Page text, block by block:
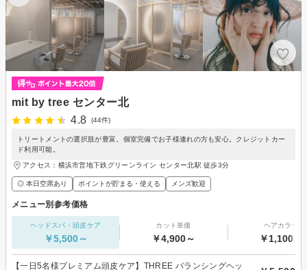
mit by tree センター北
4.8
(44件)
トリートメントの選択肢が豊富。個室完備でお子様連れの方も安心。クレジットカー
ド利用可能。
アクセス：横浜市営地下鉄グリーンライン センター北駅 徒歩3分
◎ 本日空席あり ポイントが貯まる・使える メンズ歓迎
メニュー別参考価格
ヘッドスパ・頭皮ケア
￥5,500～
カット単価
￥4,900～
ヘアカラー
￥1,100～
【一日5名様プレミアム頭皮ケア】THREE バランシングヘッ